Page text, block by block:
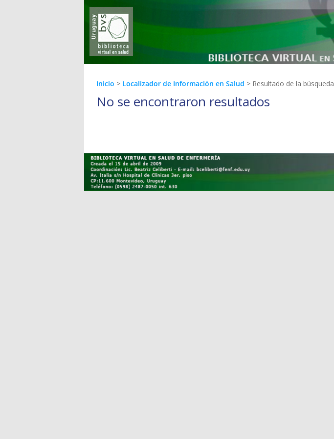
Inicio > Localizador de Información en Salud > Resultado de la búsqueda
No se encontraron resultados